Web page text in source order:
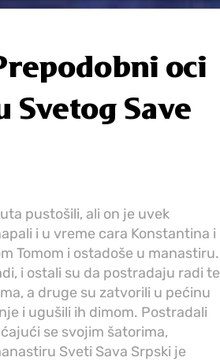
oci
Save
pustošili, ali on je uvek
i u vreme cara Konstantina i
Tomom i ostadoše u manastiru.
i ostali su da postradaju radi te
a druge su zatvorili u pećinu
i ugušili ih dimom. Postradali
se svojim šatorima,
Sveti Sava Srpski je